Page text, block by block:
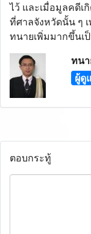
ไว้ และเมื่อมูลคดี
ที่ศาลจังหวัดนั้น ๆ
ทนายเพิ่มมากขึ้นเ
ทน
ผู้ดู
ตอบกระทู้